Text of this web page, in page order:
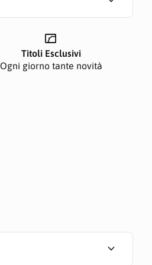
manga
Titoli Esclusivi
Ogni giorno tante novità
expand_more